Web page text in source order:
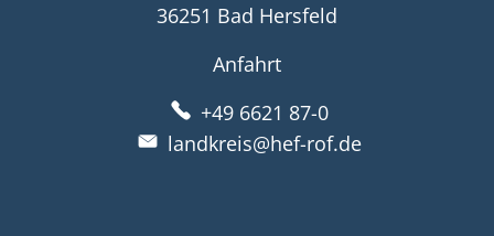
36251 Bad Hersfeld
Anfahrt
+49 6621 87-0
landkreis@hef-rof.de